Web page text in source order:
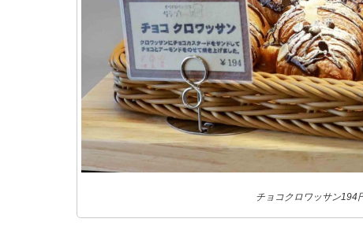
チョコクロワッサン194